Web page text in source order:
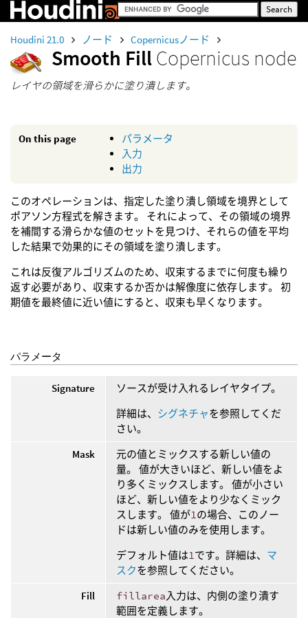
Houdini 21.0 ノード Copernicusノード
Smooth FillCopernicus node
レイヤの領域を滑らかに塗り潰します。
On this page
パラメータ
入力
出力
このオペレーションは、指定した塗り潰し領域を境界として
ポアソン方程式を解きます。 それによって、その領域の境界
を補間する滑らかな値のセットを見つけ、それらの値を平均
した結果で効果的にその領域を塗り潰します。
これは反復アルゴリズムのため、収束するまでに何度も繰り
返す必要があり、収束するか否かは解像度に依存します。 初
期値を最終値に近い値にすると、収束も早くなります。
パラメータ
Signature
ソースが受け入れるレイヤタイプ。
詳細は、 シグネチャを参照してくだ
さい。
Mask
元の値とミックスする新しい値の
量。 値が大きいほど、新しい値をよ
り多くミックスします。 値が小さい
ほど、新しい値をより少なくミック
スします。 値が1 の場合、このノー
ドは新しい値のみを使用します。
デフォルト値は1 です。詳細は、 マ
スクを参照してください。
Fill
fillarea 入力は、内側の塗り潰す
範囲を定義します。